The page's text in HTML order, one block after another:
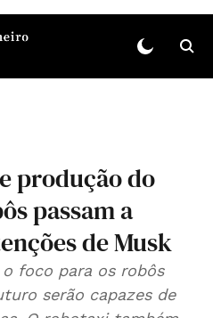
produção do
passam a
de Musk
foco para os robôs
serão capazes de